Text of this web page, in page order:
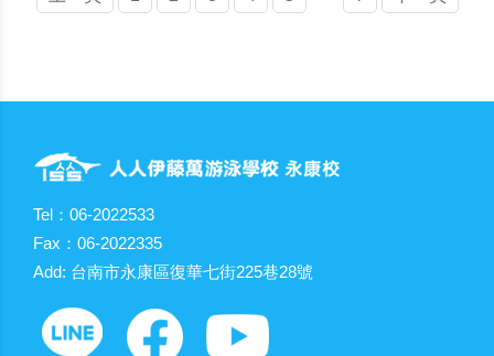
Tel：06-2022533
Fax：06-2022335
Add: 台南市永康區復華七街225巷28號